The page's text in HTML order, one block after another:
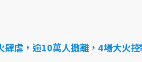
肆虐，逾10萬人撤離，4場大火